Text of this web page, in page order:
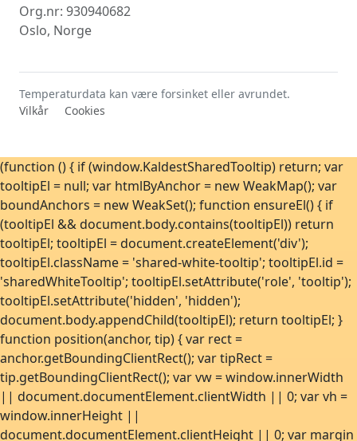
Org.nr: 930940682
Oslo, Norge
Temperaturdata kan være forsinket eller avrundet.
Vilkår
Cookies
(function () { if (window.KaldestSharedTooltip) return; var
tooltipEl = null; var htmlByAnchor = new WeakMap(); var
boundAnchors = new WeakSet(); function ensureEl() { if
(tooltipEl && document.body.contains(tooltipEl)) return
tooltipEl; tooltipEl = document.createElement('div');
tooltipEl.className = 'shared-white-tooltip'; tooltipEl.id =
'sharedWhiteTooltip'; tooltipEl.setAttribute('role', 'tooltip');
tooltipEl.setAttribute('hidden', 'hidden');
document.body.appendChild(tooltipEl); return tooltipEl; }
function position(anchor, tip) { var rect =
anchor.getBoundingClientRect(); var tipRect =
tip.getBoundingClientRect(); var vw = window.innerWidth
|| document.documentElement.clientWidth || 0; var vh =
window.innerHeight ||
document.documentElement.clientHeight || 0; var margin